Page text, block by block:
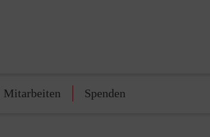
Mitarbeiten Spenden